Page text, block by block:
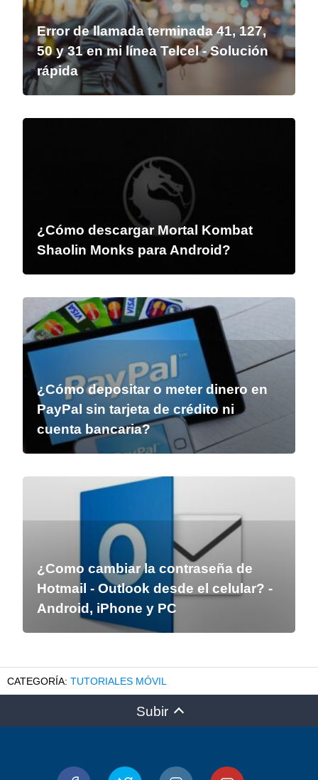
Error de llamada terminada 41, 127,
50 y 31 en mi línea Telcel - Solución
rápida
¿Cómo descargar Mortal Kombat
Shaolin Monks para Android?
¿Cómo depositar o meter dinero en
PayPal sin tarjeta de crédito ni
cuenta bancaria?
¿Como cambiar la contraseña de
Hotmail - Outlook desde el celular? -
Android, iPhone y PC
TUTORIALES MÓVIL
Subir